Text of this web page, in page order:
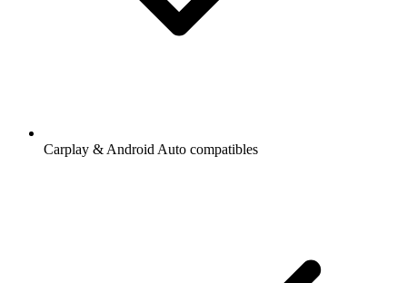
Carplay & Android Auto compatibles